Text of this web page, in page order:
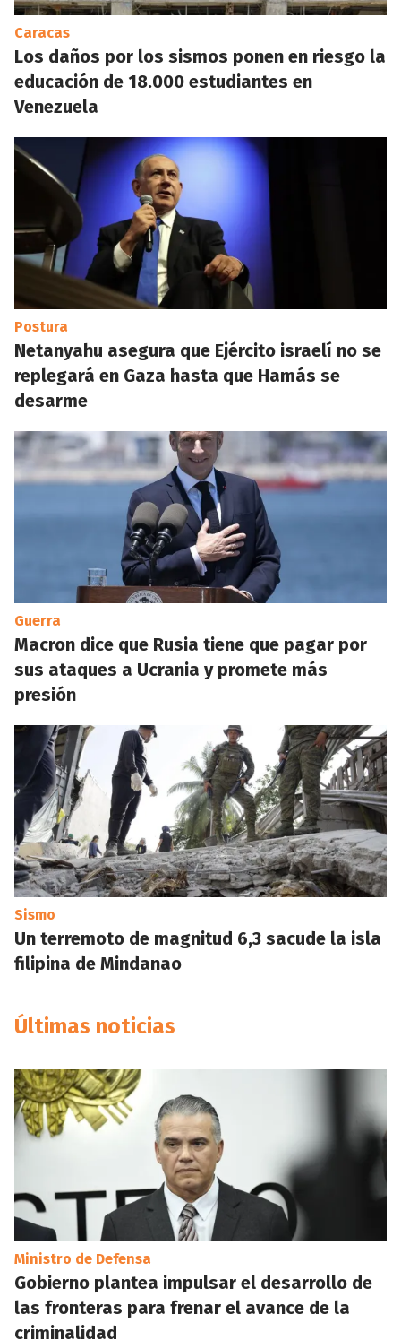
Caracas
Los daños por los sismos ponen en riesgo la
educación de 18.000 estudiantes en
Venezuela
Postura
Netanyahu asegura que Ejército israelí no se
replegará en Gaza hasta que Hamás se
desarme
Guerra
Macron dice que Rusia tiene que pagar por
sus ataques a Ucrania y promete más
presión
Sismo
Un terremoto de magnitud 6,3 sacude la isla
filipina de Mindanao
Últimas noticias
Ministro de Defensa
Gobierno plantea impulsar el desarrollo de
las fronteras para frenar el avance de la
criminalidad